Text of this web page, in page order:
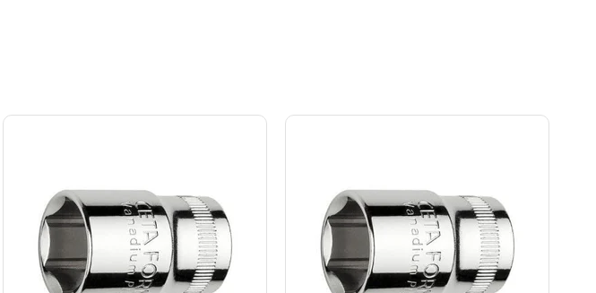
zarar görmesini engeller. Bu, özellikle hassas işlerde veya eski, paslanmış civatalarla
Vanadyum (Cr-V) çeliğinden** imal edilmiştir. Bu özel alaşım, yüksek tork
derin yapısıdır. Bu tasarım, standart lokmaların ulaşamayacağı kadar derin yerleşimli
alanlardaki bağlantılar için idealdir. Bu sayede zamandan tasarruf eder, iş güvenliğinizi
anahtarı, lokma kolu ve cırcır (ratchet) ile uyumlu hale getirir. Bu evrensel uyumluluk,